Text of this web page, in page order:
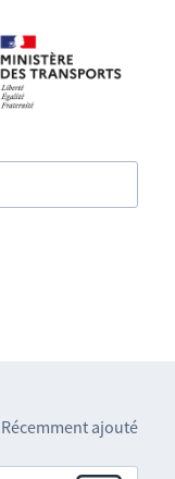
Récemment ajouté